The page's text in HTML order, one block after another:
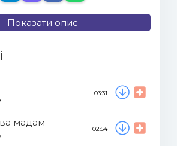
Показати опис
03:31
мадам
02:54